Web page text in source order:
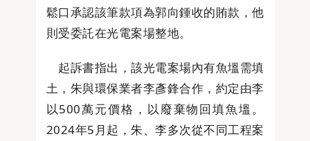
鬆口承認該筆款項為郭向鍾收的賄款，他
則受委託在光電案場整地。
起訴書指出，該光電案場內有魚塭需填
土，朱與環保業者李彥鋒合作，約定由李
以500萬元價格，以廢棄物回填魚塭。
2024年5月起，朱、李多次從不同工程案